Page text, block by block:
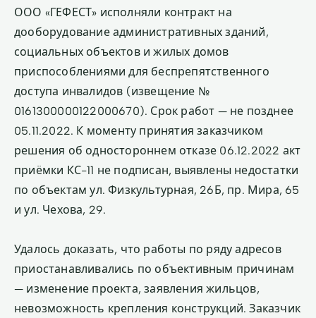
ООО «ГЕФЕСТ» исполняли контракт на
дооборудование административных зданий,
социальных объектов и жилых домов
приспособлениями для беспрепятственного
доступа инвалидов (извещение №
0161300000122000670). Срок работ — не позднее
05.11.2022. К моменту принятия заказчиком
решения об одностороннем отказе 06.12.2022 акт
приёмки КС-11 не подписан, выявлены недостатки
по объектам ул. Физкультурная, 26Б, пр. Мира, 65
и ул. Чехова, 29.
Удалось доказать, что работы по ряду адресов
приостанавливались по объективным причинам
— изменение проекта, заявления жильцов,
невозможность крепления конструкций. Заказчик